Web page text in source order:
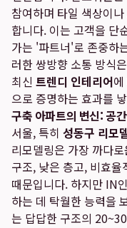
참여하며 타일 색상이
합니다. 이는 고객을 단
가는 '파트너'로 존중하
러한 쌍방향 소통 방식
최신 트렌디 인테리어
으로 증명하는 효과를
구축 아파트의 변신: 공
서울, 특히 성동구 리모
리모델링은 가장 까다
구조, 낮은 층고, 비효
때문입니다. 하지만 IN
하는 데 탁월한 능력을
는 답답한 구조의